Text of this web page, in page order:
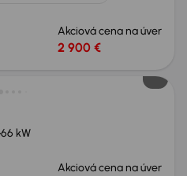
Akciová cena na úver
2 900 €
66 kW
Akciová cena na úver